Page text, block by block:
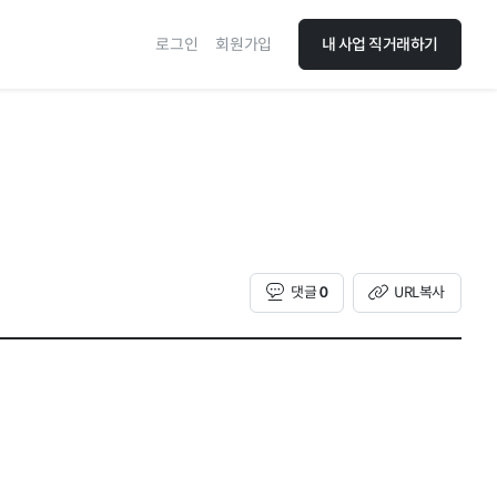
로그인 회원가입 내 사업 직거래하기
댓글0 URL복사